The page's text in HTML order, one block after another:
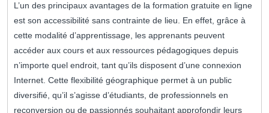
L’un des principaux avantages de la formation gratuite en ligne
est son accessibilité sans contrainte de lieu. En effet, grâce à
cette modalité d’apprentissage, les apprenants peuvent
accéder aux cours et aux ressources pédagogiques depuis
n’importe quel endroit, tant qu’ils disposent d’une connexion
Internet. Cette flexibilité géographique permet à un public
diversifié, qu’il s’agisse d’étudiants, de professionnels en
reconversion ou de passionnés souhaitant approfondir leurs